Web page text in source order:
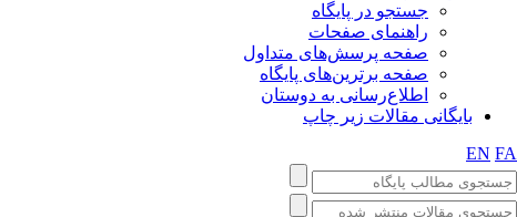
جستجو در پایگاه
راهنمای صفحات
صفحه پرسش‌های متداول
صفحه برترین‌های پایگاه
اطلاع‌رسانی به دوستان
بایگانی مقالات زیر چاپ
EN FA